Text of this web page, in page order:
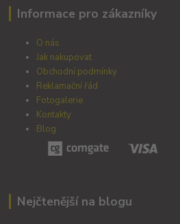
Informace pro zákazníky
O nás
Jak nakupovat
Obchodní podmínky
Reklamační řád
Fotogalerie
Kontakty
Blog
Nejčtenější na blogu